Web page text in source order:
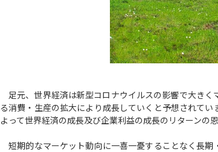
足元、世界経済は新型コロナウイルスの影響で大き
る消費・生産の拡大により成長していくと予想されて
よって世界経済の成長及び企業利益の成長のリターンの
短期的なマーケット動向に一喜一憂することなく長